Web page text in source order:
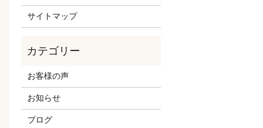
サイトマップ
お客様の声
お知らせ
ブログ